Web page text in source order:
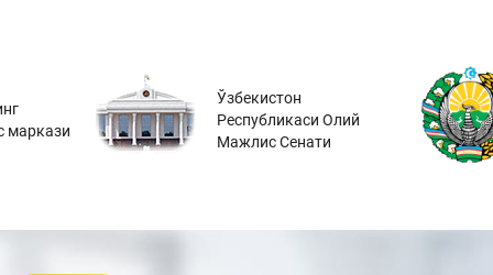
маркази
Ўзбекистон
Республикаси Олий
Мажлис Сенати